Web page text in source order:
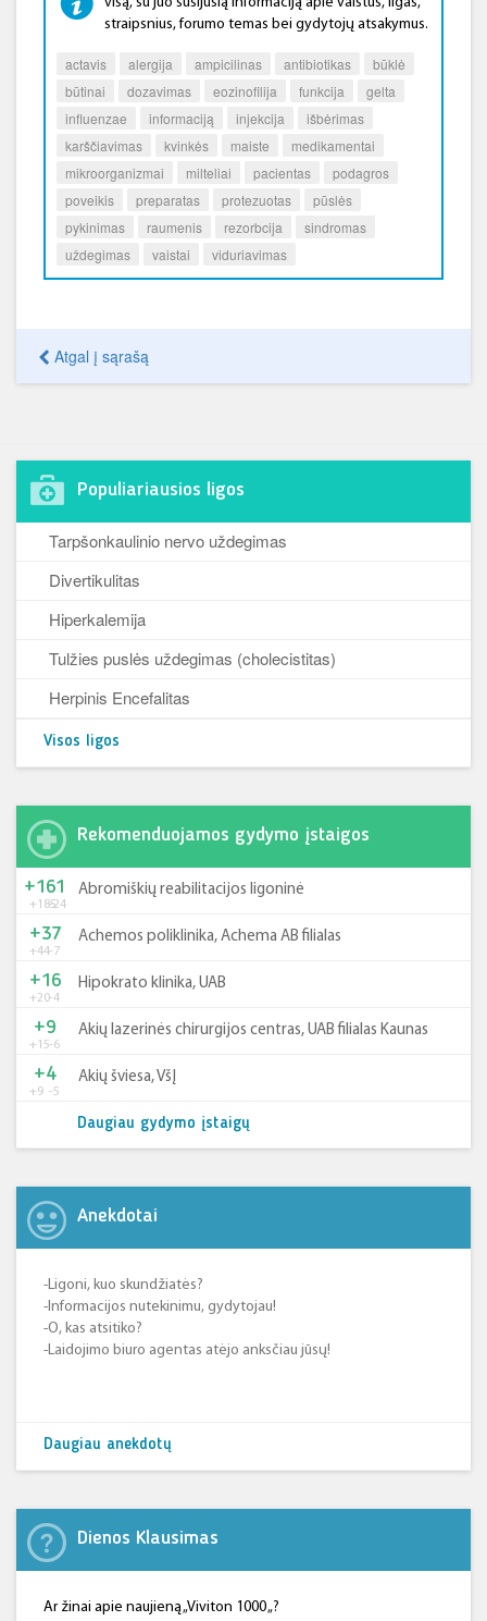
straipsnius, forumo temas bei gydytojų atsakymus.
actavis alergija ampicilinas antibiotikas
būklė
būtinai
dozavimas eozinofilija funkcija
gelta
influenzae
informaciją injekcija
išbėrimas
karščiavimas
kvinkės maiste
medikamentai
mikroorganizmai
milteliai pacientas
podagros
poveikis
preparatas protezuotas
pūslės
pykinimas
raumenis rezorbcija
sindromas
uždegimas
vaistai viduriavimas
Atgal į sąrašą
Populiariausios ligos
Tarpšonkaulinio nervo uždegimas
Divertikulitas
Hiperkalemija
Tulžies puslės uždegimas (cholecistitas)
Herpinis Encefalitas
Visos ligos
Rekomenduojamos gydymo įstaigos
+185-24
+161 Abromiškių reabilitacijos ligoninė
+44-7
+37 Achemos poliklinika, Achema AB filialas
+20-4
+16 Hipokrato klinika, UAB
+15-6
+9 Akių lazerinės chirurgijos centras, UAB filialas Kaunas
+9 -5
+4 Akių šviesa, VšĮ
Daugiau gydymo įstaigų
Anekdotai
-Ligoni, kuo skundžiatės?
-Informacijos nutekinimu, gydytojau!
-O, kas atsitiko?
-Laidojimo biuro agentas atėjo anksčiau jūsų!
Daugiau anekdotų
Dienos Klausimas
Ar žinai apie naujieną „Viviton 1000 „?